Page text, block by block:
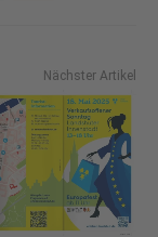
Nächster Artikel